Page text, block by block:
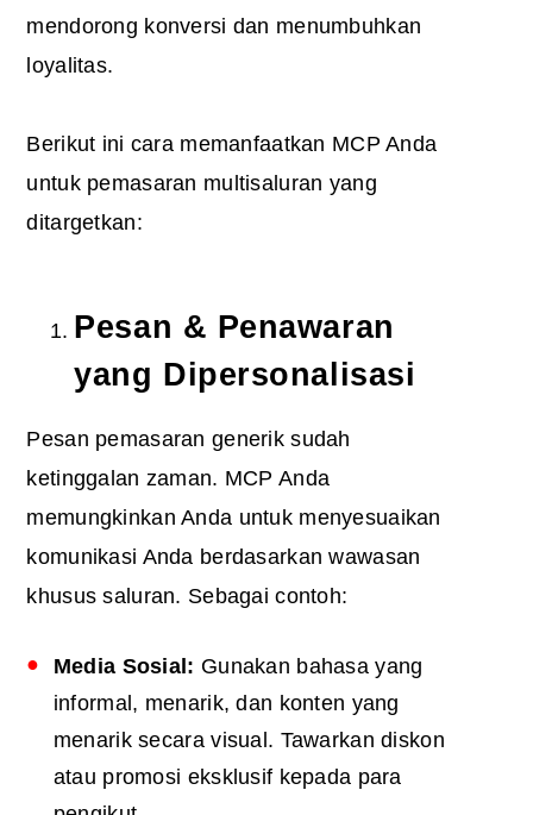
mendorong konversi dan menumbuhkan
loyalitas.
Berikut ini cara memanfaatkan MCP Anda
untuk pemasaran multisaluran yang
ditargetkan:
Pesan & Penawaran
yang Dipersonalisasi
Pesan pemasaran generik sudah
ketinggalan zaman. MCP Anda
memungkinkan Anda untuk menyesuaikan
komunikasi Anda berdasarkan wawasan
khusus saluran. Sebagai contoh:
Media Sosial: Gunakan bahasa yang
informal, menarik, dan konten yang
menarik secara visual. Tawarkan diskon
atau promosi eksklusif kepada para